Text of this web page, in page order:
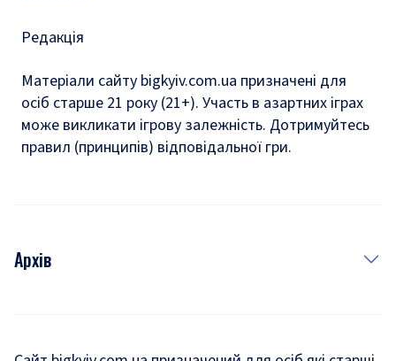
Редакція
Матеріали сайту bigkyiv.com.ua призначені для
осіб старше 21 року (21+). Участь в азартних іграх
може викликати ігрову залежність. Дотримуйтесь
правил (принципів) відповідальної гри.
Архів